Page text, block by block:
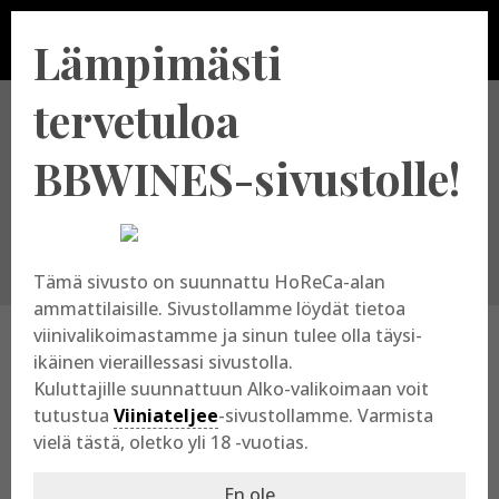
Suomi – Turku Distillery
Kategoria:Suomi|Tuottajat
Turku Distillery sai alkunsa kahden kaveruksen,
Lämpimästi
tervetuloa
BBWINES-sivustolle!
Tämä sivusto on suunnattu HoReCa-alan
ammattilaisille. Sivustollamme löydät tietoa
viinivalikoimastamme ja sinun tulee olla täysi-
ikäinen vieraillessasi sivustolla.
Kuluttajille suunnattuun Alko-valikoimaan voit
tutustua Viiniateljee-sivustollamme. Varmista
vielä tästä, oletko yli 18 -vuotias.
En ole